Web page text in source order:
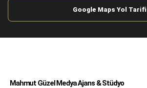
Google Maps Yol Tarifi
Mahmut Güzel Medya Ajans & Stüdyo